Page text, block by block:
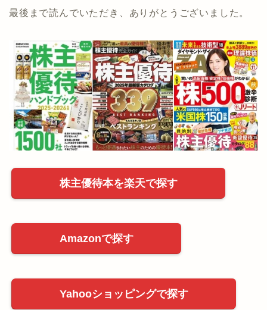
最後まで読んでいただき、ありがとうございました。
株主優待本を楽天で探す
Amazonで探す
Yahooショッピングで探す